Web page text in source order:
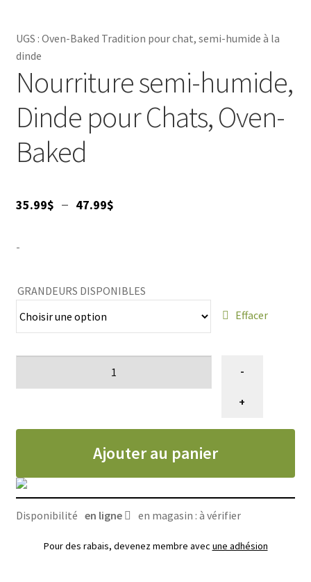
qui le gardera joyeux et actif. Choisissez la **Nourriture
Oven-Baked Tradition** et faites plaisir à votre cher
compagnon !
UGS : Oven-Baked Tradition pour chat, semi-humide à la
dinde
Nourriture semi-humide,
Dinde pour Chats, Oven-
Baked
35.99$ – 47.99$Plage
à
47.99$
-
GRANDEURS DISPONIBLES
Effacer
Nourriture
Baked
semi-
humide
la
-
+
Ajouter au panier
Disponibilité en ligne en magasin : à vérifier
Pour des rabais, devenez membre avec une adhésion